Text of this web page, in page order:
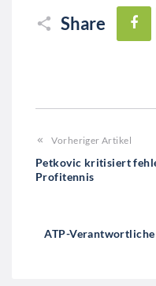
Share
Vorheriger Artikel
Petkovic kritisiert
Profitennis
ATP-